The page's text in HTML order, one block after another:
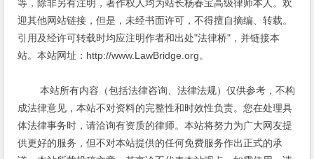
等，除非另有注明，著作权人均为站长杨春宝高级律师本人。欢
迎其他网站链接，但是，未经书面许可，不得擅自摘编、转载。
引用及经许可转载时均应注明作者和出处"法律桥"，并链接本
站。本站网址：http://www.LawBridge.org。
本站所有内容（包括法律咨询、法律法规）仅供参考，不构
成法律意见，本站不对资料的完整性和时效性负责。您在处理具
体法律事务时，请洽询有资质的律师。本站将努力为广大网友提
供更好的服务，但不对本站提供的任何免费服务作出正式的承